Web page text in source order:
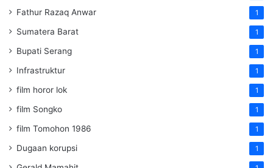
Fathur Razaq Anwar 1
Sumatera Barat 1
Bupati Serang 1
Infrastruktur 1
film horor lok 1
film Songko 1
film Tomohon 1986 1
Dugaan korupsi 1